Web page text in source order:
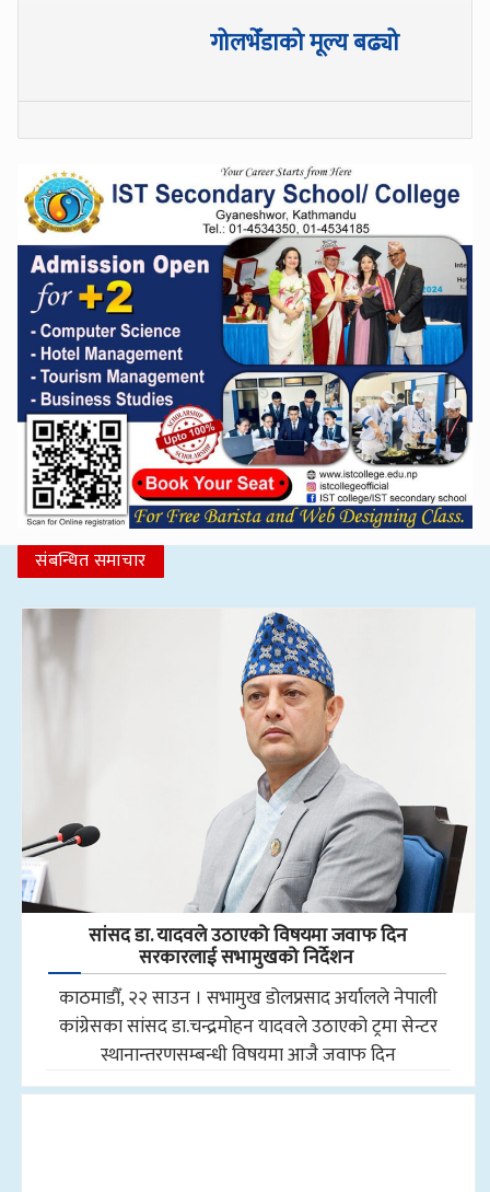
गोलभेँडाको मूल्य बढ्यो
संबन्धित समाचार
सांसद डा‍‍. यादवले उठाएको विषयमा जवाफ दिन
सरकारलाई सभामुखको निर्देशन
काठमाडौँ, २२ साउन । सभामुख डोलप्रसाद अर्यालले नेपाली
कांग्रेसका सांसद डा.चन्द्रमोहन यादवले उठाएको ट्रमा सेन्टर
स्थानान्तरणसम्बन्धी विषयमा आजै जवाफ दिन